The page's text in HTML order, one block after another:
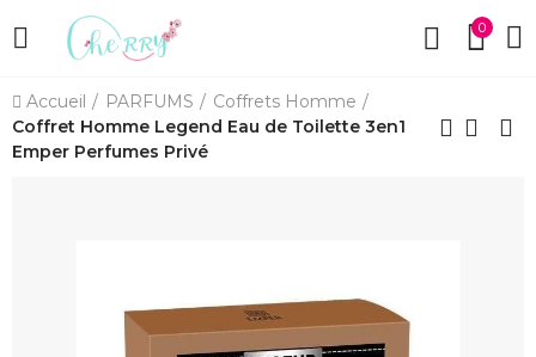
0
Accueil PARFUMS
Coffrets Homme
Coffret Homme Legend Eau de Toilette 3en1
Emper Perfumes Privé